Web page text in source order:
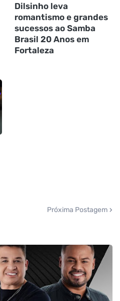
Dilsinho leva
romantismo e grandes
sucessos ao Samba
Brasil 20 Anos em
Fortaleza
Próxima Postagem